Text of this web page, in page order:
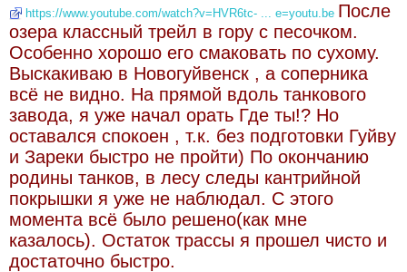
https://www.youtube.com/watch?v=HVR6tc- ... e=youtu.be После
озера классный трейл в гору с песочком.
Особенно хорошо его смаковать по сухому.
Выскакиваю в Новогуйвенск , а соперника
всё не видно. На прямой вдоль танкового
завода, я уже начал орать Где ты!? Но
оставался спокоен , т.к. без подготовки Гуйву
и Зареки быстро не пройти) По окончанию
родины танков, в лесу следы кантрийной
покрышки я уже не наблюдал. С этого
момента всё было решено(как мне
казалось). Остаток трассы я прошел чисто и
достаточно быстро.